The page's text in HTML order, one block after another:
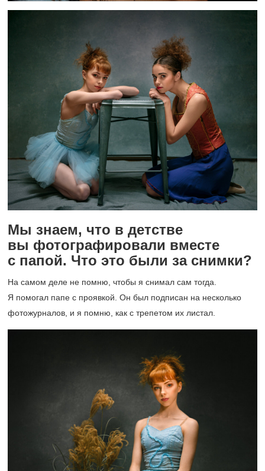
Мы знаем, что в детстве
вы фотографировали вместе
с папой. Что это были за снимки?
На самом деле не помню, чтобы я снимал сам тогда.
Я помогал папе с проявкой. Он был подписан на несколько
фотожурналов, и я помню, как с трепетом их листал.